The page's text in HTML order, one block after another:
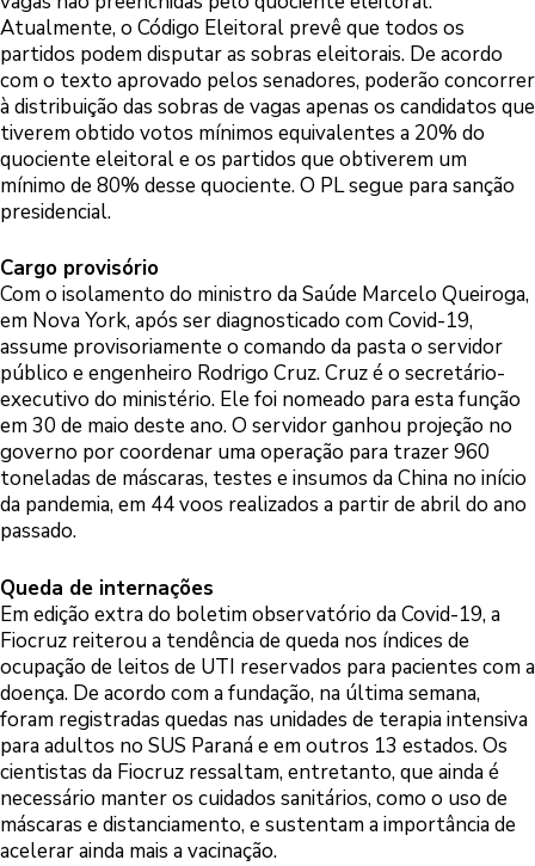
Atualmente, o Código Eleitoral prevê que todos os
partidos podem disputar as sobras eleitorais. De acordo
com o texto aprovado pelos senadores, poderão concorrer
à distribuição das sobras de vagas apenas os candidatos que
tiverem obtido votos mínimos equivalentes a 20% do
quociente eleitoral e os partidos que obtiverem um
mínimo de 80% desse quociente. O PL segue para sanção
presidencial.
Cargo provisório
Com o isolamento do ministro da Saúde Marcelo Queiroga,
em Nova York, após ser diagnosticado com Covid-19,
assume provisoriamente o comando da pasta o servidor
público e engenheiro Rodrigo Cruz. Cruz é o secretário-
executivo do ministério. Ele foi nomeado para esta função
em 30 de maio deste ano. O servidor ganhou projeção no
governo por coordenar uma operação para trazer 960
toneladas de máscaras, testes e insumos da China no início
da pandemia, em 44 voos realizados a partir de abril do ano
passado.
Queda de internações
Em edição extra do boletim observatório da Covid-19, a
Fiocruz reiterou a tendência de queda nos índices de
ocupação de leitos de UTI reservados para pacientes com a
doença. De acordo com a fundação, na última semana,
foram registradas quedas nas unidades de terapia intensiva
para adultos no SUS Paraná e em outros 13 estados. Os
cientistas da Fiocruz ressaltam, entretanto, que ainda é
necessário manter os cuidados sanitários, como o uso de
máscaras e distanciamento, e sustentam a importância de
acelerar ainda mais a vacinação.